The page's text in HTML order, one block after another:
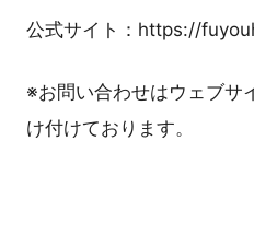
公式サイト：https://
※お問い合わせはウェブサ
け付けております。